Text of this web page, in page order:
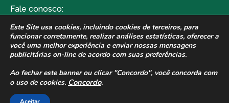
Fale conosco:
Av. Wilson Folador, 1531
(16) 3242-4141
contato@plantseed.com.br
2021 - Plantseed, uma empresa do grupo
Plantytec. Todos os direitos reservados.
Este Site usa cookies, incluindo cookies de terceiros, para
funcionar corretamente, realizar análises estatísticas, oferecer a
você uma melhor experiência e enviar nossas mensagens
publicitárias on-line de acordo com suas preferências.
Ao fechar este banner ou clicar "Concordo", você concorda com
o uso de cookies. Concordo.